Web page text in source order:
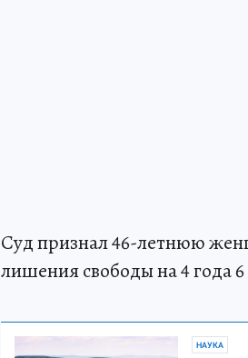
Суд признал 46-летнюю
лишения свободы на 4 года
НАУКА